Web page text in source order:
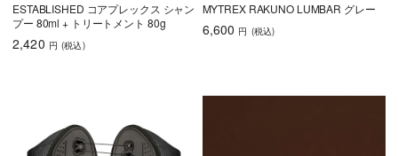
ESTABLISHED コアプレックス シャン
プー 80ml + トリートメント 80g
2,420 円 (税込)
MYTREX RAKUNO LUMBAR グレー
6,600 円 (税込)